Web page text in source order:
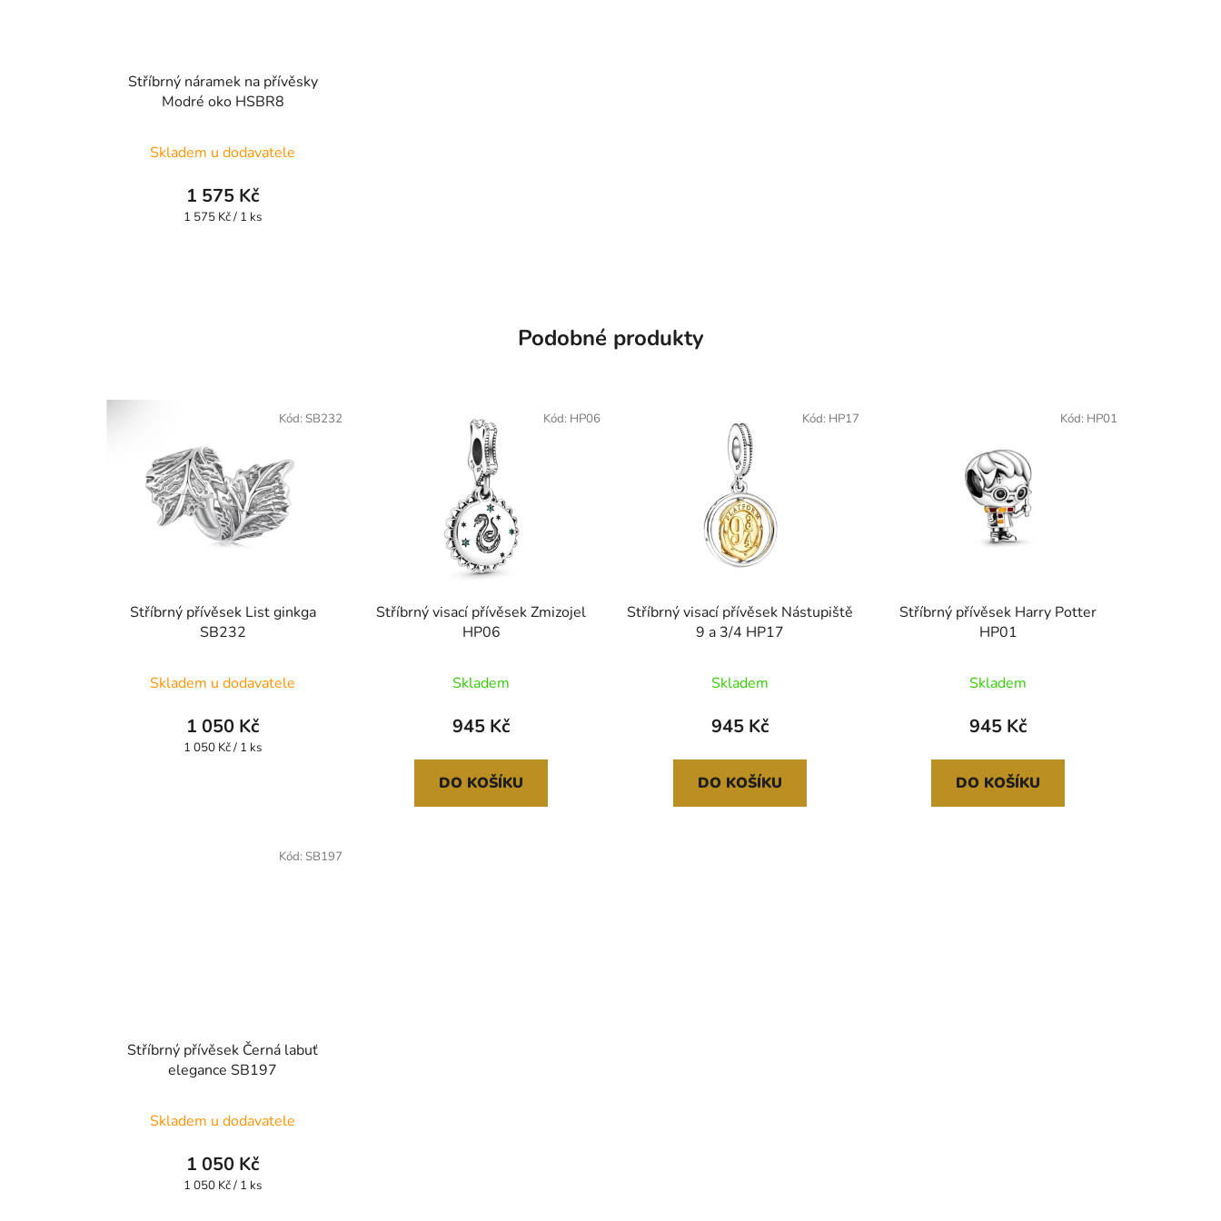
Stříbrný náramek na přívěsky
Modré oko HSBR8
Skladem u dodavatele
1 575 Kč
Měrná
1 575 Kč / 1 ks
Podobné produkty
Stříbrný přívěsek List ginkga
SB232
Skladem u dodavatele
1 050 Kč
Měrná
1 050 Kč / 1 ks
Kód: SB232
Stříbrný visací přívěsek Zmizojel
HP06
Skladem
945 Kč
DO KOŠÍKU
Kód: HP06
Stříbrný visací přívěsek Nástupiště
9 a 3/4 HP17
Skladem
945 Kč
DO KOŠÍKU
Kód: HP17
Stříbrný přívěsek Harry Potter
HP01
Skladem
945 Kč
DO KOŠÍKU
Kód: HP01
Stříbrný přívěsek Černá labuť
elegance SB197
Skladem u dodavatele
1 050 Kč
Měrná
1 050 Kč / 1 ks
Kód: SB197